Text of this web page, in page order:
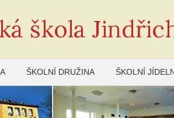
škola
ŠKOLNÍ DRUŽINA ŠKOLNÍ